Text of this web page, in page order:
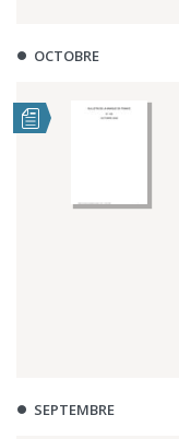
OCTOBRE
SEPTEMBRE